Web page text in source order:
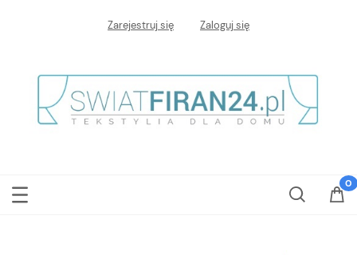
Zarejestruj się Zaloguj się